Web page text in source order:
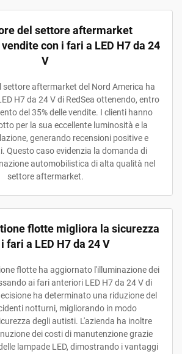
del settore aftermarket
con i fari a LED H7 da 24
V
settore aftermarket del Nord America ha
H7 da 24 V di RedSea ottenendo, entro
del 35% delle vendite. I clienti hanno
per la sua eccellente luminosità e la
generando recensioni positive e
Questo caso evidenzia la domanda di
automobilistica di alta qualità nel
settore aftermarket.
flotte migliora la sicurezza
fari a LED H7 da 24 V
flotte ha aggiornato l'illuminazione dei
ai fari anteriori LED H7 da 24 V di
ha determinato una riduzione del
notturni, migliorando in modo
degli autisti. L'azienda ha inoltre
dei costi di manutenzione grazie
lampade LED, dimostrando i vantaggi